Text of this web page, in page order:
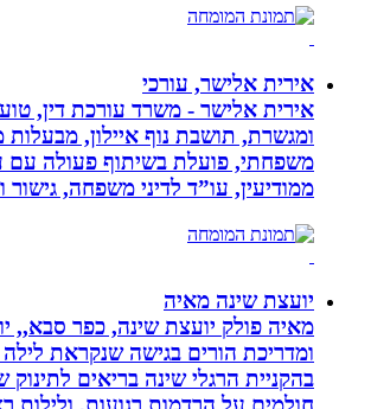
אירית אלישר, עורכי
אירית אלישר - משרד עורכת דין, טוענת
ומגשרת, תושבת נוף איילון, מבעלות
משפחתי, פועלת בשיתוף פעולה עם
ממודיעין, עו”ד לדיני משפחה, גישור
יועצת שינה מאיה
מאיה פולק יועצת שינה, כפר סבא,,
ומדריכת הורים בגישה שנקראת לילה
בהקניית הרגלי שינה בריאים לתינוק